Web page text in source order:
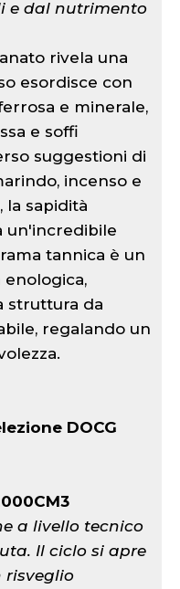
e dal nutrimento
rivela una
esordisce con
e minerale,
e soffi
suggestioni di
incenso e
la sapidità
un'incredibile
tannica è un
struttura da
regalando un
DOCG
a livello tecnico
Il ciclo si apre
risveglio